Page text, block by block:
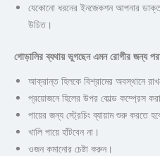
যেকোনো ধরনের ইনজেকশন আপনার
উচিত।
গোড়ালির ব্যথায় ভুগছেন এমন রোগীর জন্য
আক্রান্ত হিলকে বিশ্রামের অবস্থানে
প্রয়োজনে হিলের উপর কোল্ড কম্প্রেস
পায়ের জন্য স্ট্রেচিং ব্যায়াম শুরু করতে
খালি পায়ে হাঁটবেন না।
ওজন কমানোর চেষ্টা করুন।